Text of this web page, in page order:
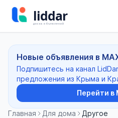
Новые объявления в
Подпишитесь на канал
предложения из Крыма и
Перейти в
Главная Для дома Другое